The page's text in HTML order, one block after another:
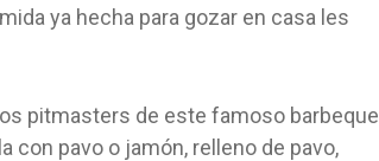
ya hecha para gozar en casa les
pitmasters de este famoso barbeque
con pavo o jamón, relleno de pavo,